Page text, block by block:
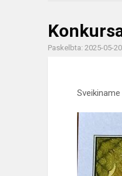
Paskelbta: 2025-05-20